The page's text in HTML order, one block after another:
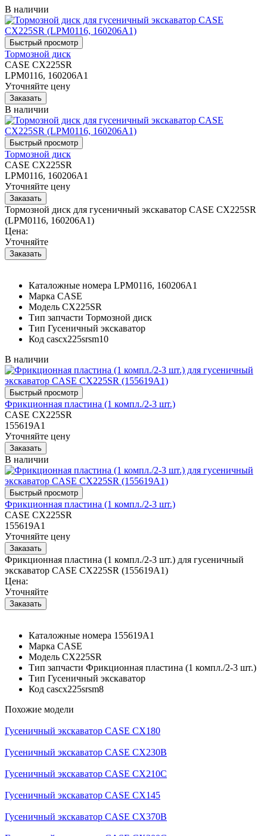
В наличии
Тормозной диск
CASE CX225SR
LPM0116, 160206A1
Уточняйте цену
В наличии
Тормозной диск
CASE CX225SR
LPM0116, 160206A1
Уточняйте цену
Тормозной диск для гусеничный экскаватор CASE CX225SR
(LPM0116, 160206A1)
Цена:
Уточняйте
Каталожные номера LPM0116, 160206A1
Марка CASE
Модель CX225SR
Тип запчасти Тормозной диск
Тип Гусеничный экскаватор
Код cascx225srsm10
В наличии
Фрикционная пластина (1 компл./2-3 шт.)
CASE CX225SR
155619A1
Уточняйте цену
В наличии
Фрикционная пластина (1 компл./2-3 шт.)
CASE CX225SR
155619A1
Уточняйте цену
Фрикционная пластина (1 компл./2-3 шт.) для гусеничный
экскаватор CASE CX225SR (155619A1)
Цена:
Уточняйте
Каталожные номера 155619A1
Марка CASE
Модель CX225SR
Тип запчасти Фрикционная пластина (1 компл./2-3 шт.)
Тип Гусеничный экскаватор
Код cascx225srsm8
Похожие модели
Гусеничный экскаватор CASE CX180
Гусеничный экскаватор CASE CX230B
Гусеничный экскаватор CASE CX210C
Гусеничный экскаватор CASE CX145
Гусеничный экскаватор CASE CX370B